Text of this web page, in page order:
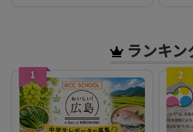
ランキン
1 2